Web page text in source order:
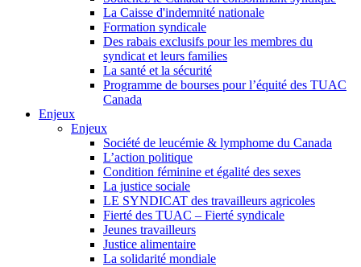
La Caisse d'indemnité nationale
Formation syndicale
Des rabais exclusifs pour les membres du
syndicat et leurs families
La santé et la sécurité
Programme de bourses pour l’équité des TUAC
Canada
Enjeux
Enjeux
Société de leucémie & lymphome du Canada
L’action politique
Condition féminine et égalité des sexes
La justice sociale
LE SYNDICAT des travailleurs agricoles
Fierté des TUAC – Fierté syndicale
Jeunes travailleurs
Justice alimentaire
La solidarité mondiale